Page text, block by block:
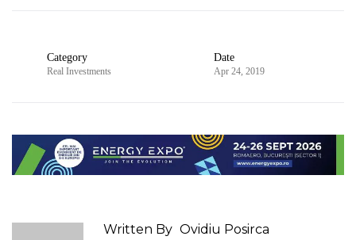
Category
Real Investments
Date
Apr 24, 2019
Written By Ovidiu Posirca